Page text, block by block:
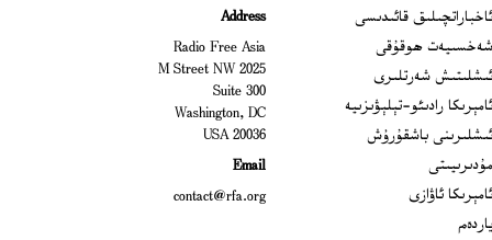
ئاخباراتچىلىق قائىدىسى
شەخسىيەت ھوقۇقى
ئىشلىتىش شەرتلىرى
ئامېرىكا رادىئو-تېلېۋىزىيە
ئىشلىرىنى باشقۇرۇش
مۇدىرىيىتى
ئامېرىكا ئاۋازى
ياردەم
Address
Radio Free Asia
2025 M Street NW
Suite 300
Washington, DC
20036 USA
Email
contact@rfa.org